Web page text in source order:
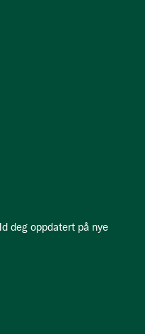
deg oppdatert på nye